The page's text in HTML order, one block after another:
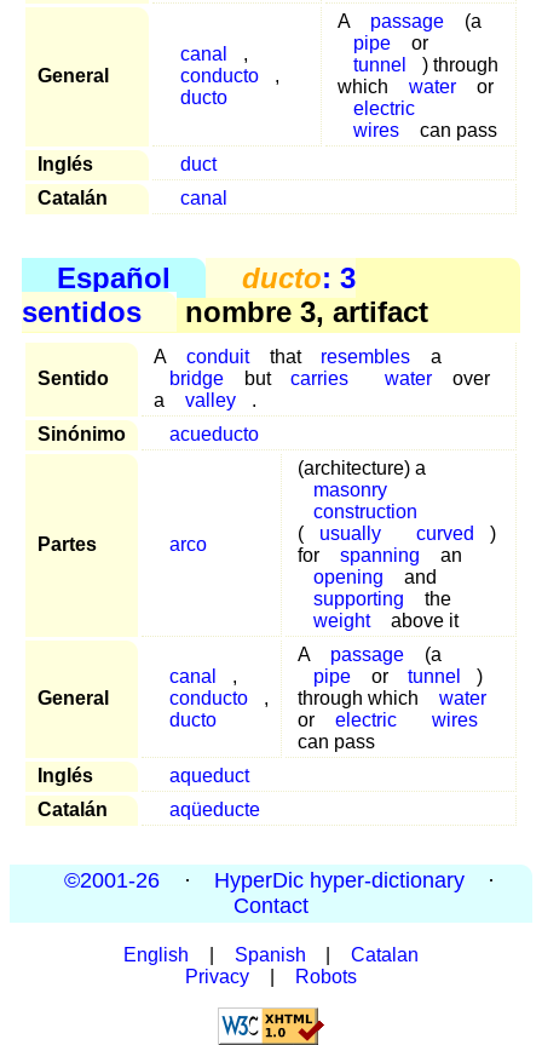
General
canal
,
conducto
,
ducto
A passage
(a
pipe
or
tunnel
) through
which
water
or
electric
wires
can pass
Inglés
duct
Catalán
canal
Español ducto: 3
sentidos
nombre 3, artifact
Sentido
A conduit that resembles
a
bridge
but carries water
over
a
valley
.
Sinónimo
acueducto
Partes arco
(architecture) a
masonry
construction
(
usually curved
)
for
spanning
an
opening
and
supporting
the
weight
above it
General
canal
,
conducto
,
ducto
A passage
(a
pipe
or tunnel
)
through which
water
or
electric
wires
can pass
Inglés
aqueduct
Catalán
aqüeducte
©2001-26 · HyperDic hyper-dictionary
·
Contact
English Spanish
Catalan
Privacy
Robots